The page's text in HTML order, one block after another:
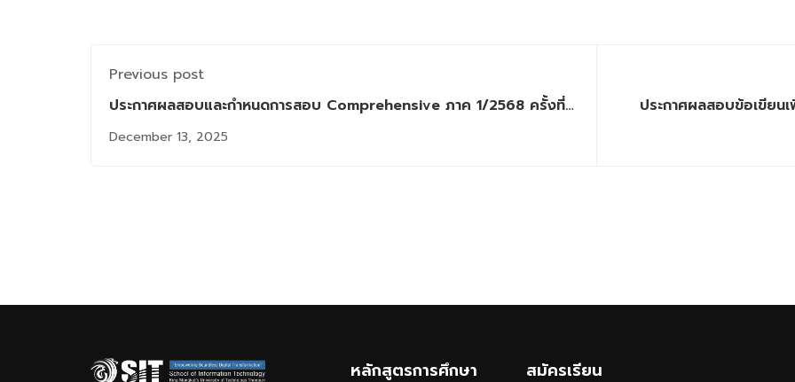
Previous post
ประกาศผลสอบและกำหนดการสอบ Comprehensive ภาค 1/2568 ครั้งที่
3
December 13, 2025
ประกาศผลสอบข้อเขียน
หลักสูตรการศึกษา สมัครเรียน